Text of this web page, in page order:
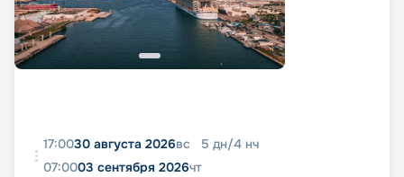
17:0030 августа 2026вс 5 дн/4 нч
07:0003 сентября 2026чт